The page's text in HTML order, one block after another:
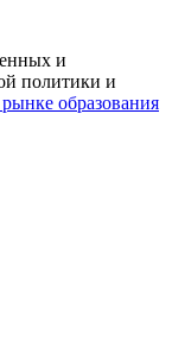
и
политики и
образования